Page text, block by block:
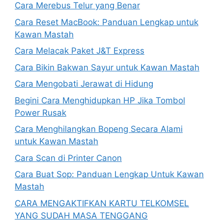
Cara Merebus Telur yang Benar
Cara Reset MacBook: Panduan Lengkap untuk
Kawan Mastah
Cara Melacak Paket J&T Express
Cara Bikin Bakwan Sayur untuk Kawan Mastah
Cara Mengobati Jerawat di Hidung
Begini Cara Menghidupkan HP Jika Tombol
Power Rusak
Cara Menghilangkan Bopeng Secara Alami
untuk Kawan Mastah
Cara Scan di Printer Canon
Cara Buat Sop: Panduan Lengkap Untuk Kawan
Mastah
CARA MENGAKTIFKAN KARTU TELKOMSEL
YANG SUDAH MASA TENGGANG